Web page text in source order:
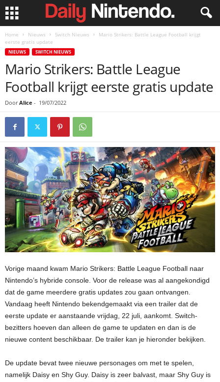
Home Nieuws Switch Nieuws
Mario Strikers: Battle League Football krijgt
eerste gratis update
NIEUWS SWITCH NIEUWS
Mario Strikers: Battle League
Football krijgt eerste gratis update
Door Alice - 19/07/2022
Vorige maand kwam Mario Strikers: Battle League Football naar
Nintendo’s hybride console. Voor de release was al aangekondigd
dat de game meerdere gratis updates zou gaan ontvangen.
Vandaag heeft Nintendo bekendgemaakt via een trailer dat de
eerste update er aanstaande vrijdag, 22 juli, aankomt. Switch-
bezitters hoeven dan alleen de game te updaten en dan is de
nieuwe content beschikbaar. De trailer kan je hieronder bekijken.
De update bevat twee nieuwe personages om met te spelen,
namelijk Daisy en Shy Guy. Daisy is zeer balvast, maar Shy Guy is